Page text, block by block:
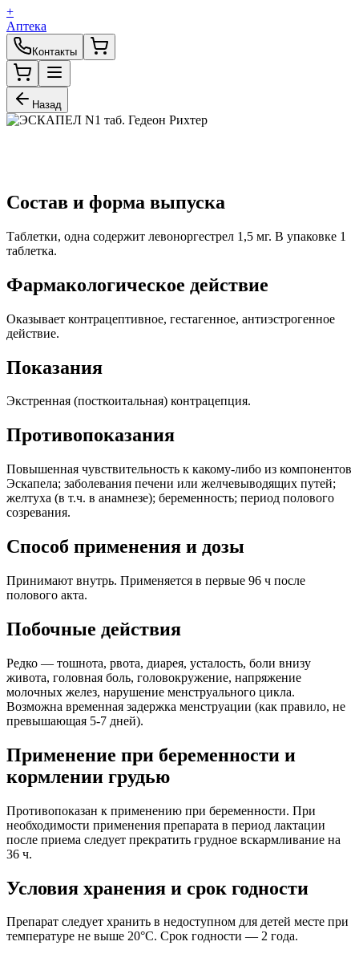
+
Аптека
Контакты
Назад
Состав и форма выпуска
Таблетки, одна содержит левоноргестрел 1,5 мг. В упаковке 1
таблетка.
Фармакологическое действие
Оказывает контрацептивное, гестагенное, антиэстрогенное
действие.
Показания
Экстренная (посткоитальная) контрацепция.
Противопоказания
Повышенная чувствительность к какому-либо из компонентов
Эскапела; заболевания печени или желчевыводящих путей;
желтуха (в т.ч. в анамнезе); беременность; период полового
созревания.
Способ применения и дозы
Принимают внутрь. Применяется в первые 96 ч после
полового акта.
Побочные действия
Редко — тошнота, рвота, диарея, усталость, боли внизу
живота, головная боль, головокружение, напряжение
молочных желез, нарушение менструального цикла.
Возможна временная задержка менструации (как правило, не
превышающая 5-7 дней).
Применение при беременности и
кормлении грудью
Противопоказан к применению при беременности. При
необходимости применения препарата в период лактации
после приема следует прекратить грудное вскармливание на
36 ч.
Условия хранения и срок годности
Препарат следует хранить в недоступном для детей месте при
температуре не выше 20°С. Срок годности — 2 года.